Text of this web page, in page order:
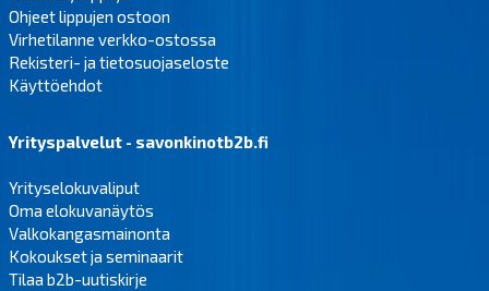
Ohjeet lippujen ostoon
Virhetilanne verkko-ostossa
Rekisteri- ja tietosuojaseloste
Käyttöehdot
Yrityspalvelut - savonkinotb2b.fi
Yrityselokuvaliput
Oma elokuvanäytös
Valkokangasmainonta
Kokoukset ja seminaarit
Tilaa b2b-uutiskirje